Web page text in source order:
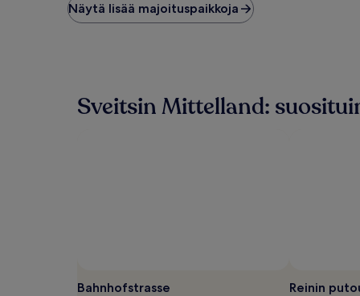
hinta
viimeisten
Näytä lisää majoituspaikkoja
Sveitsin Mittelland:
Bahnhofstrasse Reinin